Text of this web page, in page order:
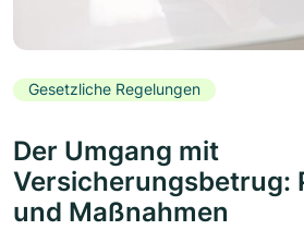
Gesetzliche Regelungen
Der Umgang mit
Versicherungsbetrug:
und Maßnahmen